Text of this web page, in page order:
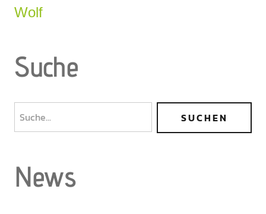
Wolf
Suche
News